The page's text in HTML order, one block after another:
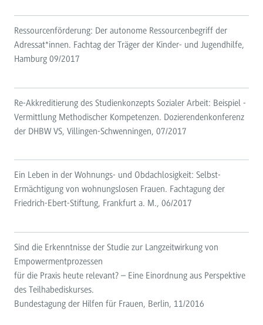
Ressourcenförderung: Der autonome Ressourcenbegriff der
Adressat*innen. Fachtag der Träger der Kinder- und Jugendhilfe,
Hamburg 09/2017
Re-Akkreditierung des Studienkonzepts Sozialer Arbeit: Beispiel -
Vermittlung Methodischer Kompetenzen. Dozierendenkonferenz
der DHBW VS, Villingen-Schwenningen, 07/2017
Ein Leben in der Wohnungs- und Obdachlosigkeit: Selbst-
Ermächtigung von wohnungslosen Frauen. Fachtagung der
Friedrich-Ebert-Stiftung, Frankfurt a. M., 06/2017
Sind die Erkenntnisse der Studie zur Langzeitwirkung von
Empowermentprozessen
für die Praxis heute relevant? – Eine Einordnung aus Perspektive
des Teilhabediskurses.
Bundestagung der Hilfen für Frauen, Berlin, 11/2016